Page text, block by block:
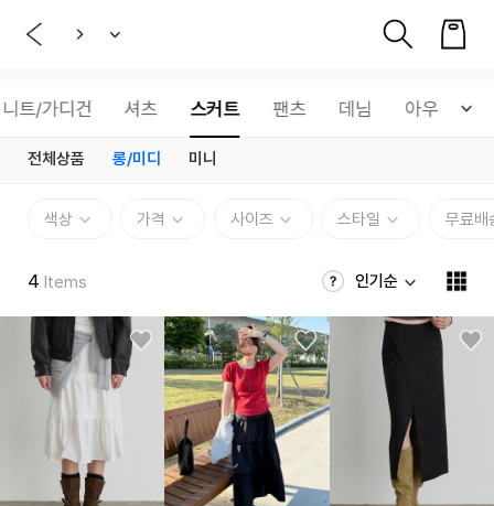
니트/가디건 셔츠 스커트 팬츠 데님 아우터
전체상품 롱/미디 미니
색상 가격 사이즈 스타일 무료배
4 Items 인기순